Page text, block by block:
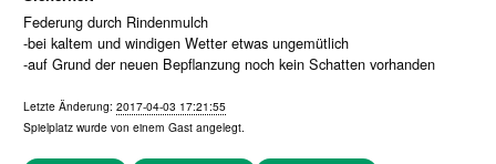
Federung durch Rindenmulch
-bei kaltem und windigen Wetter etwas ungemütlich
-auf Grund der neuen Bepflanzung noch kein Schatten vorhanden
Letzte Änderung: 2017-04-03 17:21:55
Spielplatz wurde von einem Gast angelegt.